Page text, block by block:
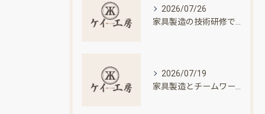
2026/07/26
2026/07/19